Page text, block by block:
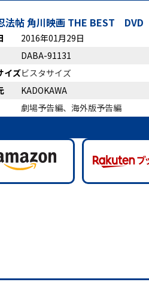
法帖 角川映画 THE BEST DVD
2016年01月29日
DABA-91131
イズビスタサイズ
KADOKAWA
劇場予告編、海外版予告編